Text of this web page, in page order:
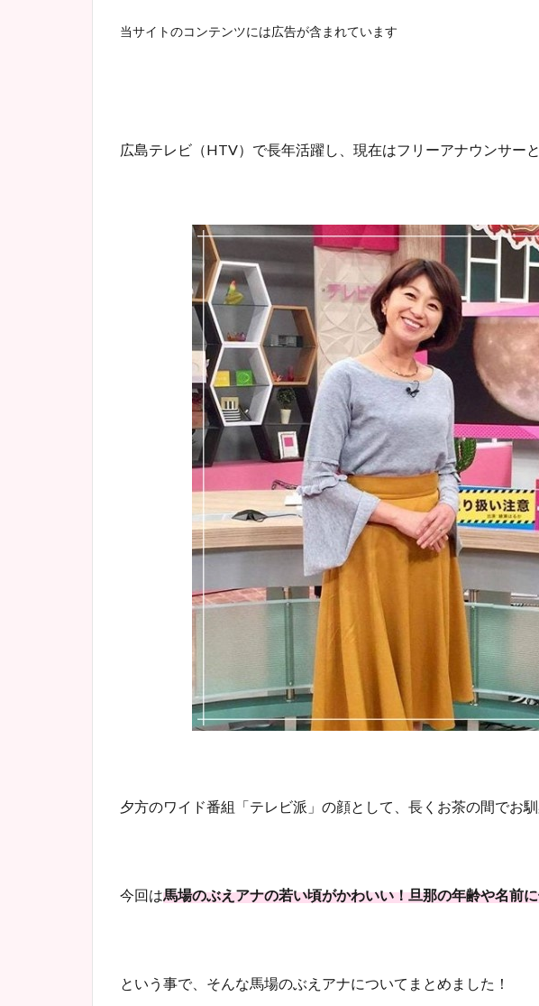
当サイトのコンテンツには広告が含まれています
広島テレビ（HTV）で長年活躍し、現在はフリーアナウンサー
夕方のワイド番組「テレビ派」の顔として、長くお茶の間でお馴
今回は馬場のぶえアナの若い頃がかわいい！旦那の年齢や名前
という事で、そんな馬場のぶえアナについてまとめました！